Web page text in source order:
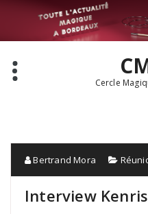
Cercle
Bertrand Mora
Interview